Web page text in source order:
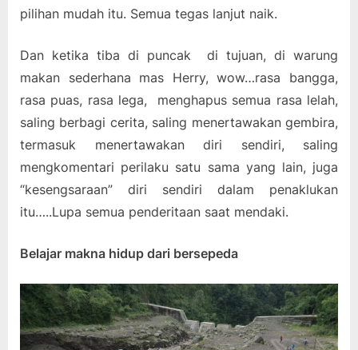
pilihan mudah itu. Semua tegas lanjut naik.
Dan ketika tiba di puncak di tujuan, di warung
makan sederhana mas Herry, wow…rasa bangga,
rasa puas, rasa lega, menghapus semua rasa lelah,
saling berbagi cerita, saling menertawakan gembira,
termasuk menertawakan diri sendiri, saling
mengkomentari perilaku satu sama yang lain, juga
“kesengsaraan” diri sendiri dalam penaklukan
itu…..Lupa semua penderitaan saat mendaki.
Belajar makna hidup dari bersepeda